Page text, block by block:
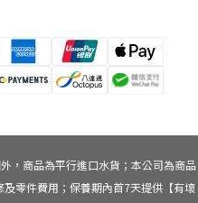
，商品為平行進口水貨；本公司為商品
零件費用；保養期內首7天提供【有壞